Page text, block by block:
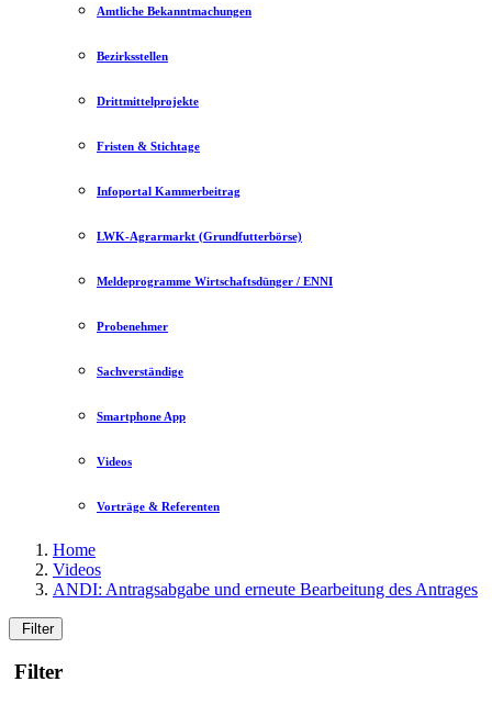
Amtliche Bekanntmachungen
Bezirksstellen
Drittmittelprojekte
Fristen & Stichtage
Infoportal Kammerbeitrag
LWK-Agrarmarkt (Grundfutterbörse)
Meldeprogramme Wirtschaftsdünger / ENNI
Probenehmer
Sachverständige
Smartphone App
Videos
Vorträge & Referenten
Home
Videos
ANDI: Antragsabgabe und erneute Bearbeitung des Antrages
Filter
Filter